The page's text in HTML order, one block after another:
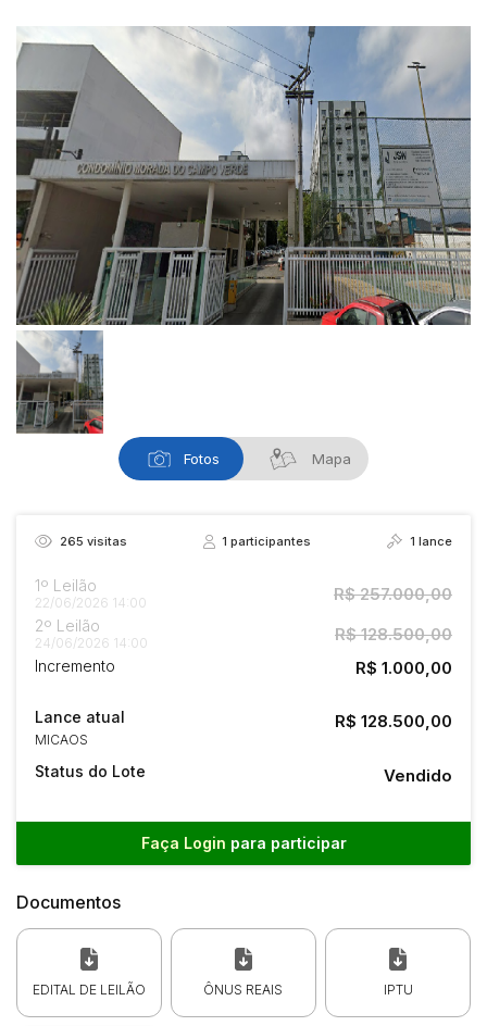
Fotos Mapa
265 visitas 1participantes 1 lance
1º Leilão
22/06/2026 14:00 R$ 257.000,00
2º Leilão
24/06/2026 14:00 R$ 128.500,00
Incremento R$ 1.000,00
Lance atual
MICAOS
R$ 128.500,00
Status do Lote Vendido
Faça Login para participar
Documentos
EDITAL DE LEILÃO ÔNUS REAIS IPTU